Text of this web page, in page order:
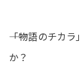
――「物語のチカ
か？